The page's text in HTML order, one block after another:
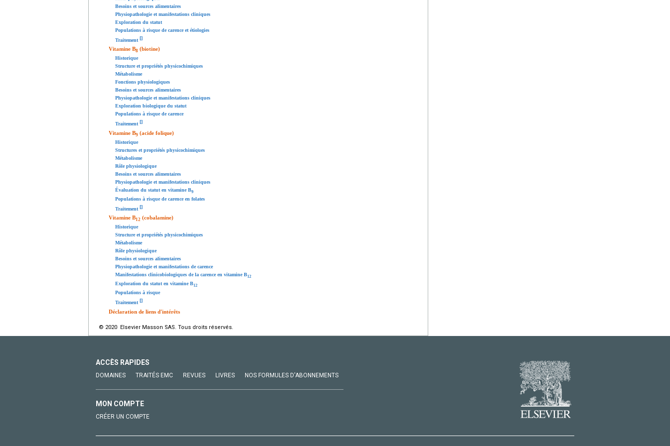
Besoins et sources alimentaires
Physiopathologie et manifestations cliniques
Exploration du statut
Populations à risque de carence et étiologies
Traitement []
Vitamine B8 (biotine)
Historique
Structure et propriétés physicochimiques
Métabolisme
Fonctions physiologiques
Besoins et sources alimentaires
Physiopathologie et manifestations cliniques
Exploration biologique du statut
Populations à risque de carence
Traitement []
Vitamine B9 (acide folique)
Historique
Structures et propriétés physicochimiques
Métabolisme
Rôle physiologique
Besoins et sources alimentaires
Physiopathologie et manifestations cliniques
Évaluation du statut en vitamine B9
Populations à risque de carence en folates
Traitement[]
Vitamine B12 (cobalamine)
Historique
Structure et propriétés physicochimiques
Métabolisme
Rôle physiologique
Besoins et sources alimentaires
Physiopathologie et manifestations de carence
Manifestations clinicobiologiques de la carence en vitamine B12
Exploration du statut en vitamine B12
Populations à risque
Traitement []
Déclaration de liens d'intérêts
© 2020 Elsevier Masson SAS. Tous droits réservés.
ACCÈS RAPIDES
DOMAINES TRAITÉS EMC REVUES LIVRES NOS FORMULES D'ABONNEMENTS
MON COMPTE
CRÉER UN COMPTE